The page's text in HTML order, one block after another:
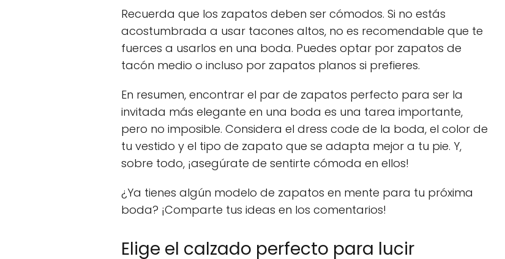
Recuerda que los zapatos deben ser cómodos. Si no estás
acostumbrada a usar tacones altos, no es recomendable que te
fuerces a usarlos en una boda. Puedes optar por zapatos de
tacón medio o incluso por zapatos planos si prefieres.
En resumen, encontrar el par de zapatos perfecto para ser la
invitada más elegante en una boda es una tarea importante,
pero no imposible. Considera el dress code de la boda, el color de
tu vestido y el tipo de zapato que se adapta mejor a tu pie. Y,
sobre todo, ¡asegúrate de sentirte cómoda en ellos!
¿Ya tienes algún modelo de zapatos en mente para tu próxima
boda? ¡Comparte tus ideas en los comentarios!
Elige el calzado perfecto para lucir